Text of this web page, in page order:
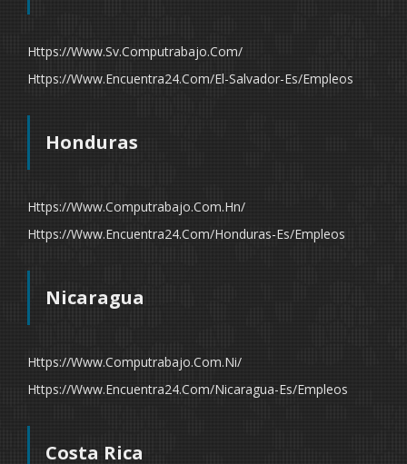
Https://www.sv.computrabajo.com/
Https://www.encuentra24.com/el-Salvador-Es/empleos
Honduras
Https://www.computrabajo.com.hn/
Https://www.encuentra24.com/honduras-Es/empleos
Nicaragua
Https://www.computrabajo.com.ni/
Https://www.encuentra24.com/nicaragua-Es/empleos
Costa Rica